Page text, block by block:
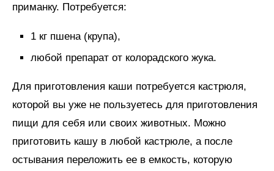
приманку. Потребуется:
1 кг пшена (крупа),
любой препарат от колорадского жука.
Для приготовления каши потребуется кастрюля,
которой вы уже не пользуетесь для приготовления
пищи для себя или своих животных. Можно
приготовить кашу в любой кастрюле, а после
остывания переложить ее в емкость, которую